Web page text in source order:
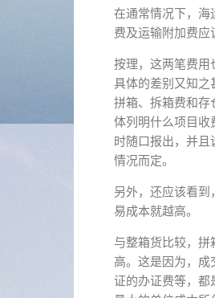
在通常情况下，海
费及运输附加费应
按理，这两笔费用
具体的差别又知之
拼箱、拆箱费和存
体列明什么项目收
时随口报出，并
情况而定。
另外，还应该看
易成本就越高。
与整箱货比较，
高。这是因为，
证的办证费等，都